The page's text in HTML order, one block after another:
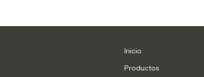
Inicio
Productos